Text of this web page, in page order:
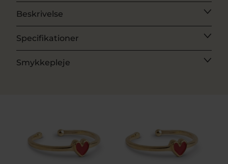
Beskrivelse
Specifikationer
Smykkepleje